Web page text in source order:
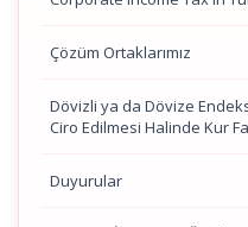
Çözüm Ortaklarımız
Dövizli ya da Dövize
Ciro Edilmesi Halinde Kur
Duyurular